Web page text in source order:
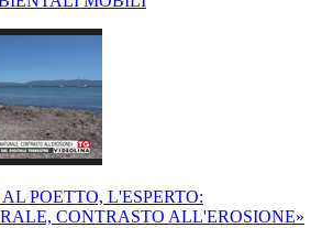
POETTO, L'ESPERTO:
CONTRASTO ALL'EROSIONE»